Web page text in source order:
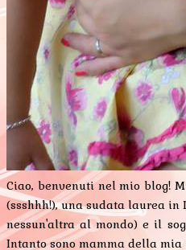
Ciao, benvenuti nel mio blog!
(ssshhh!), una sudata laurea in
nessun'altra al mondo) e il
Intanto sono mamma della mia